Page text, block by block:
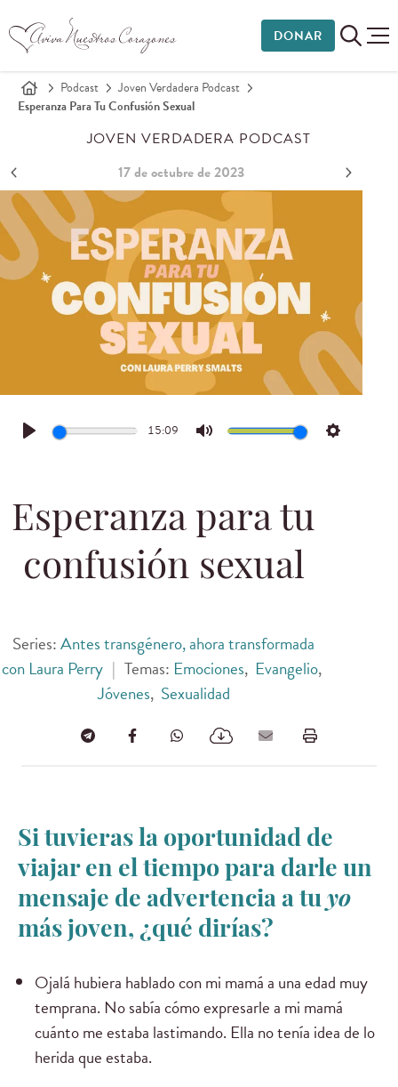
DONAR
Podcast
Joven Verdadera Podcast
Esperanza Para Tu Confusión Sexual
JOVEN VERDADERA PODCAST
17 de octubre de 2023
Play
15:09
Mute Settings
Esperanza para tu
confusión sexual
Series:Antes transgénero, ahora transformada
con Laura Perry | Temas: Emociones, Evangelio,
Jóvenes, Sexualidad
Si tuvieras la oportunidad de
viajar en el tiempo para darle un
mensaje de advertencia a tu yo
más joven, ¿qué dirías?
Ojalá hubiera hablado con mi mamá a una edad muy
temprana. No sabía cómo expresarle a mi mamá
cuánto me estaba lastimando. Ella no tenía idea de lo
herida que estaba.